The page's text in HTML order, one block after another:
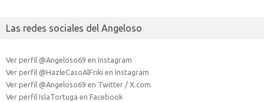
Las redes sociales del Angeloso
Ver perfil @Angeloso69 en Instagram
Ver perfil @HazleCasoAlFriki en Instagram
Ver perfil @Angeloso69 en Twitter / X.com
Ver perfil IslaTortuga en Facebook